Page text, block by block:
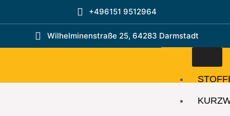
Inhalt
+496151 9512964
Wilhelminenstraße 25, 64283 Darmstadt